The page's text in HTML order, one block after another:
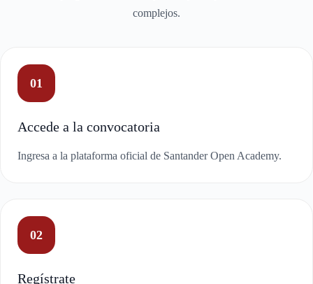
complejos.
01
Accede a la convocatoria
Ingresa a la plataforma oficial de Santander Open Academy.
02
Regístrate